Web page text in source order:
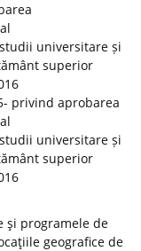
universitare și
superior
privind aprobarea
universitare și
superior
şi programele de
geografice de